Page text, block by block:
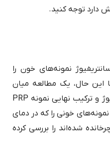
دارد توجه کنید.
نمونه‌های خون را
با این حال، یک مطالعه میان
ارتباط بین مدت زمان سانتریفیوژ و ترکیب نهایی نمونه PRP
خونی را که در دمای
6 یا 10 دقیقه چرخانده شده‌اند را بررسی کرده